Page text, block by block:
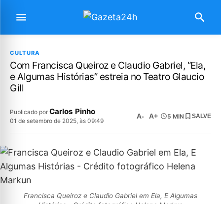
CULTURA
Com Francisca Queiroz e Claudio Gabriel, “Ela,
e Algumas Histórias” estreia no Teatro Glaucio
Gill
Publicado por Carlos Pinho
01 de setembro de 2025, às 09:49
A- A+ 5 MIN SALVE
Francisca Queiroz e Claudio Gabriel em Ela, E Algumas